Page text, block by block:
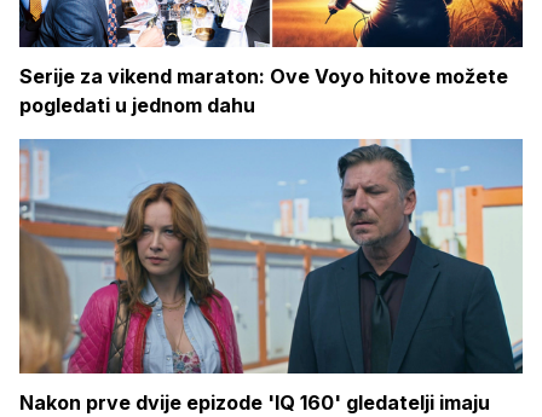
Serije za vikend maraton: Ove Voyo hitove možete
pogledati u jednom dahu
Nakon prve dvije epizode 'IQ 160' gledatelji imaju